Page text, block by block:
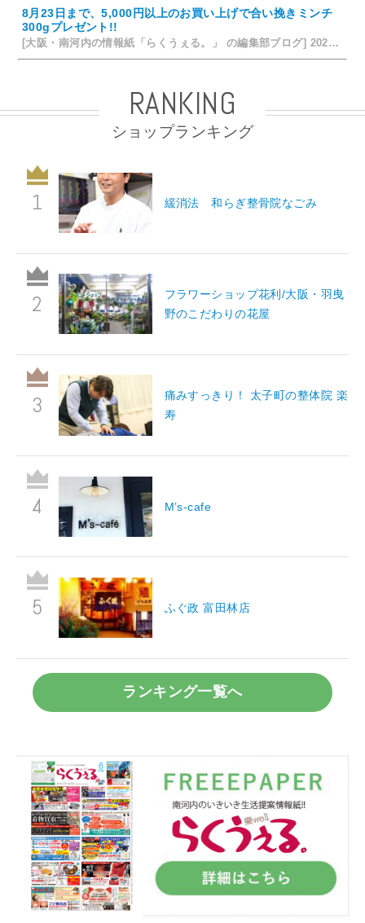
8月23日まで、5,000円以上のお買い上げで合い挽きミンチ
300gプレゼント!!
[大阪・南河内の情報紙「らくうぇる。」 の編集部ブログ] 2026/07/24 15:31
RANKING
ショップランキング
緩消法 和らぎ整骨院なごみ
フラワーショップ花利/大阪・羽曳
野のこだわりの花屋
痛みすっきり！ 太子町の整体院 楽
寿
M’s-cafe
ふぐ政 富田林店
ランキング一覧へ